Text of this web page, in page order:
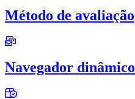
Método de avaliação
Navegador dinâmico